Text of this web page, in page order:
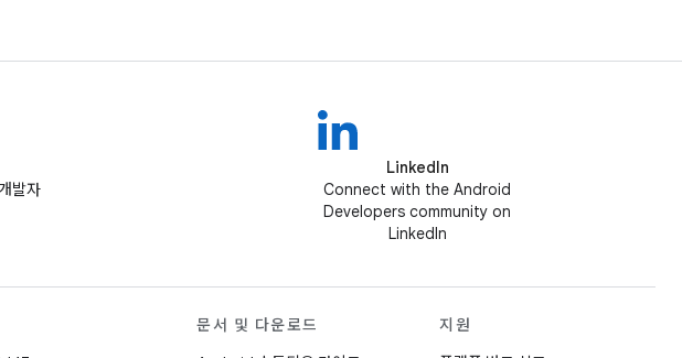
발자
LinkedIn
Connect with the Android
Developers community on
LinkedIn
문서 및 다운로드
지원